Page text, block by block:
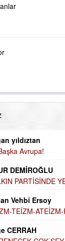
YÖNETİM
PANTEİZM’E BAKIŞ